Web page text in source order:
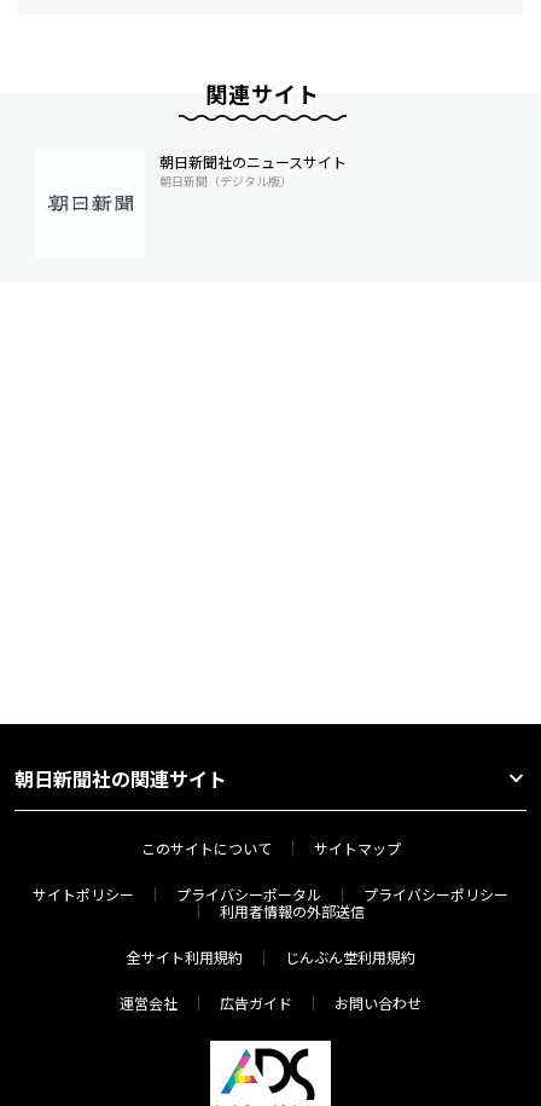
関連サイト
朝日新聞社のニュースサイト
朝日新聞（デジタル版）
朝日新聞社の関連サイト
このサイトについて サイトマップ
サイトポリシー プライバシーポータル
プライバシーポリシー
利用者情報の外部送信
全サイト利用規約 じんぶん堂利用規約
運営会社 広告ガイド お問い合わせ